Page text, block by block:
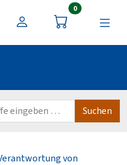
0Artikel im
von